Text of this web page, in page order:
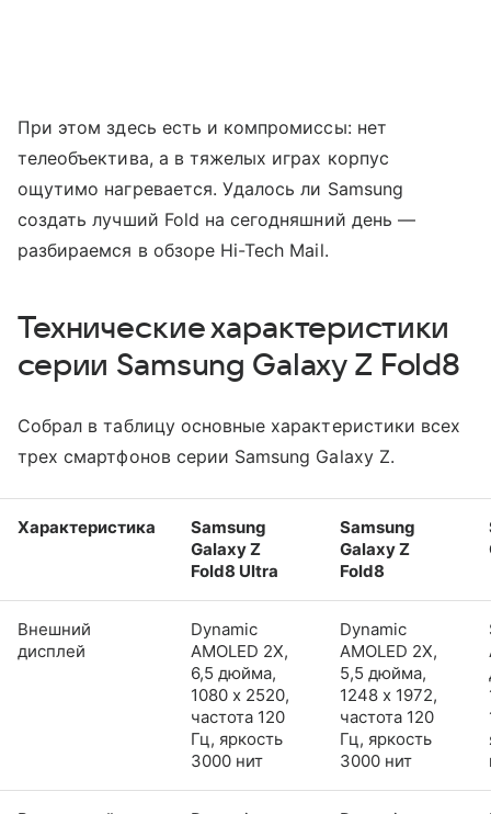
При этом здесь есть и компромиссы: нет
телеобъектива, а в тяжелых играх корпус
ощутимо нагревается. Удалось ли Samsung
создать лучший Fold на сегодняшний день —
разбираемся в обзоре Hi-Tech Mail.
Технические характеристики
серии Samsung Galaxy Z Fold8
Собрал в таблицу основные характеристики всех
трех смартфонов серии Samsung Galaxy Z.
Характеристика
Samsung
Galaxy Z
Fold8 Ultra
Samsung
Galaxy Z
Fold8
Внешний
дисплей
Dynamic
AMOLED 2X,
6,5 дюйма,
1080 x 2520,
частота 120
Гц, яркость
3000 нит
Dynamic
AMOLED 2X,
5,5 дюйма,
1248 x 1972,
частота 120
Гц, яркость
3000 нит